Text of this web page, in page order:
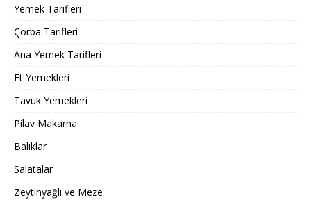
Yemek Tarifleri
Çorba Tarifleri
Ana Yemek Tarifleri
Et Yemekleri
Tavuk Yemekleri
Pilav Makarna
Balıklar
Salatalar
Zeytinyağlı ve Meze